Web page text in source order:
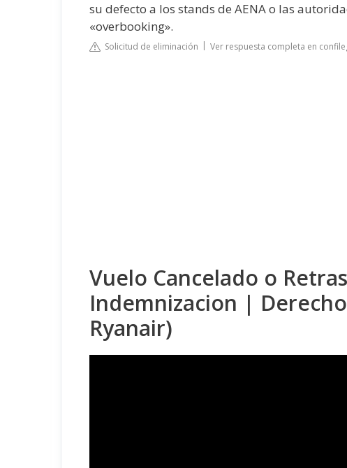
su defecto a los stands de AENA o las
«overbooking».
Solicitud de eliminación Ver respuesta completa en
Vuelo Cancelado o
Indemnizacion |
Ryanair)